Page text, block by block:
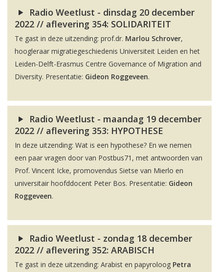
Radio Weetlust - dinsdag 20 december
2022 // aflevering 354: SOLIDARITEIT
Te gast in deze uitzending: prof.dr. Marlou Schrover,
hoogleraar migratiegeschiedenis Universiteit Leiden en het
Leiden-Delft-Erasmus Centre Governance of Migration and
Diversity. Presentatie: Gideon Roggeveen.
Radio Weetlust - maandag 19 december
2022 // aflevering 353: HYPOTHESE
In deze uitzending: Wat is een hypothese? En we nemen
een paar vragen door van Postbus71, met antwoorden van
Prof. Vincent Icke, promovendus Sietse van Mierlo en
universitair hoofddocent Peter Bos. Presentatie: Gideon
Roggeveen.
Radio Weetlust - zondag 18 december
2022 // aflevering 352: ARABISCH
Te gast in deze uitzending: Arabist en papyroloog Petra